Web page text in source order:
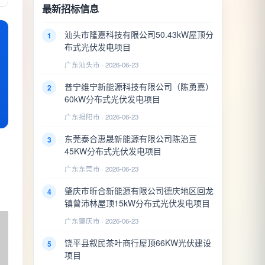
最新招标信息
1
汕头市隆嘉科技有限公司50.43kW屋顶分
布式光伏发电项目
广东汕头市 · 2026-06-23
2
普宁维宁新能源科技有限公司（陈勇嘉）
60kW分布式光伏发电项目
广东揭阳市 · 2026-06-23
3
东莞泰合惠晟新能源有限公司陈治亘
45KW分布式光伏发电项目
广东东莞市 · 2026-06-23
4
肇庆市昕合新能源有限公司德庆地区回龙
镇曾沛林屋顶15kW分布式光伏发电项目
广东肇庆市 · 2026-06-23
5
饶平县叙民茶叶商行屋顶66KW光伏建设
项目